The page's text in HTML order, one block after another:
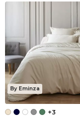
By Eminza
+3